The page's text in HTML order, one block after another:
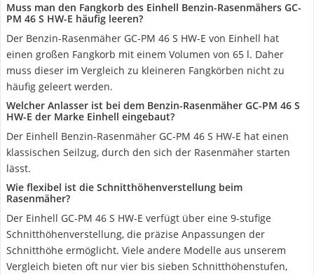
Muss man den Fangkorb des Einhell Benzin-Rasenmähers GC-
PM 46 S HW-E häufig leeren?
Der Benzin-Rasenmäher GC-PM 46 S HW-E von Einhell hat
einen großen Fangkorb mit einem Volumen von 65 l. Daher
muss dieser im Vergleich zu kleineren Fangkörben nicht zu
häufig geleert werden.
Welcher Anlasser ist bei dem Benzin-Rasenmäher GC-PM 46 S
HW-E der Marke Einhell eingebaut?
Der Einhell Benzin-Rasenmäher GC-PM 46 S HW-E hat einen
klassischen Seilzug, durch den sich der Rasenmäher starten
lässt.
Wie flexibel ist die Schnitthöhenverstellung beim
Rasenmäher?
Der Einhell GC-PM 46 S HW-E verfügt über eine 9-stufige
Schnitthöhenverstellung, die präzise Anpassungen der
Schnitthöhe ermöglicht. Viele andere Modelle aus unserem
Vergleich bieten oft nur vier bis sieben Schnitthöhenstufen,